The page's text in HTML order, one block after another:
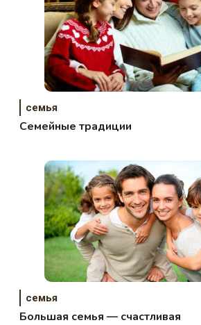
семья
Семейные традиции
семья
Большая семья — счастливая